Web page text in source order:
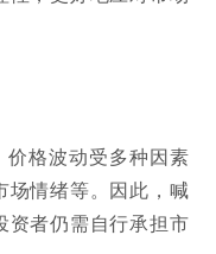
价格波动受多种因素
场情绪等。因此，喊
资者仍需自行承担市